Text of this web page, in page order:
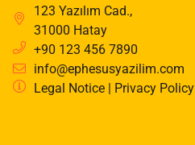
123 Yazılım Cad.,
31000 Hatay
+90 123 456 7890
info@ephesusyazilim.com
Legal Notice| Privacy Policy